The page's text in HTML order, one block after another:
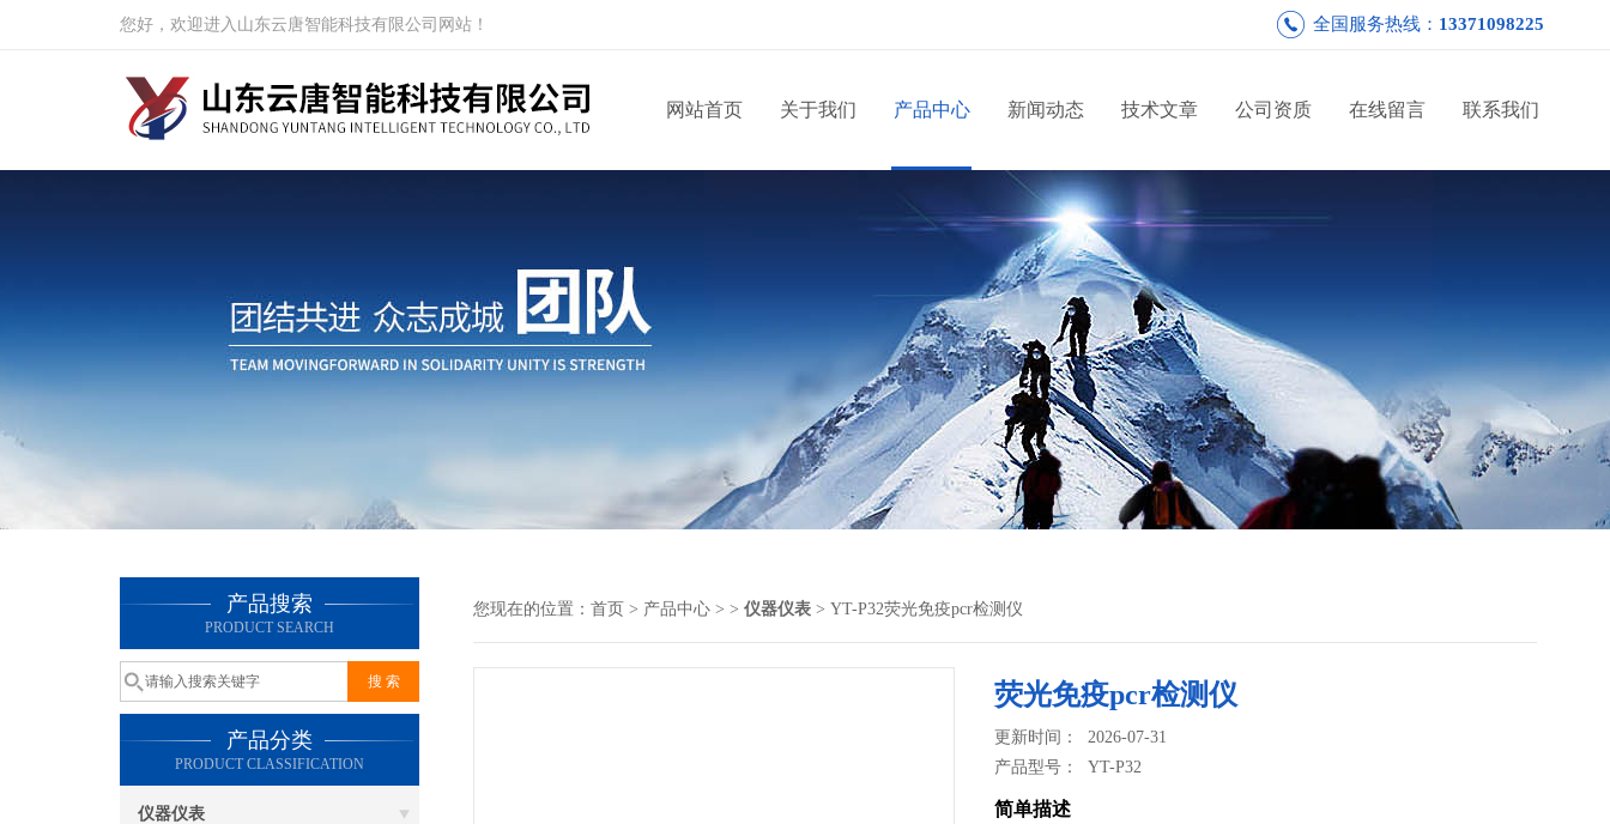
您好，欢迎进入山东云唐智能科技有限公司网站！ 全国服务热线： 13371098225
网站首页 关于我们 产品中心 新闻动态 技术文章 公司资质 在线留言 联系我们
产品搜索
PRODUCT SEARCH
产品分类
PRODUCT CLASSIFICATION
仪器仪表
您现在的位置： 首页 > 产品中心 > > 仪器仪表 > YT-P32荧光免疫pcr检测仪
荧光免疫pcr检测仪
更新时间： 2026-07-31
产品型号：YT-P32
简单描述